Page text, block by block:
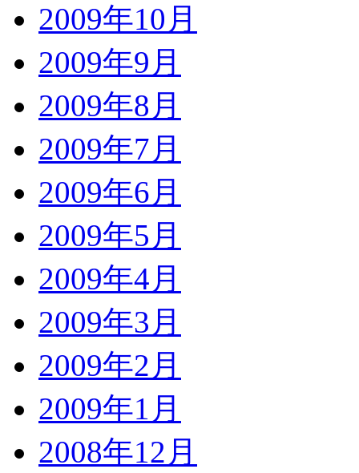
2009年10月
2009年9月
2009年8月
2009年7月
2009年6月
2009年5月
2009年4月
2009年3月
2009年2月
2009年1月
2008年12月